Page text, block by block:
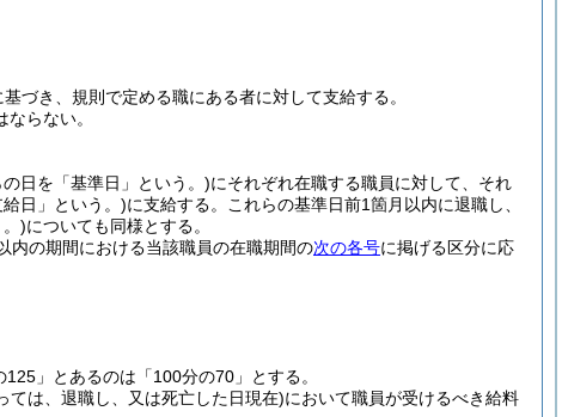
づき、規則で定める職にある者に対して支給する。
らない。
日を「基準日」という。)にそれぞれ在職する職員に対して、それ
日」という。)に支給する。
これらの基準日前1箇月以内に退職し、
)についても同様とする。
内の期間における当該職員の在職期間の次の各号に掲げる区分に応
」とあるのは「100分の70」とする。
ては、退職し、又は死亡した日現在)において職員が受けるべき給料